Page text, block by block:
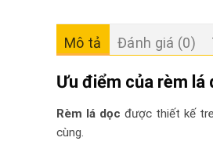
Mô tả Đánh giá (0)
Ưu điểm của rèm lá
Rèm lá dọcđược thiết kế
cùng.